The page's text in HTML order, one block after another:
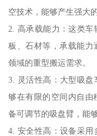
空技术，能够产生强大
2. 高承载能力：这类
板、石材等，承载能力
领域的重型搬运需求。
3. 灵活性高：大型吸
够在有限的空间内自由
备可调节的吸盘臂，能
4. 安全性高：设备采